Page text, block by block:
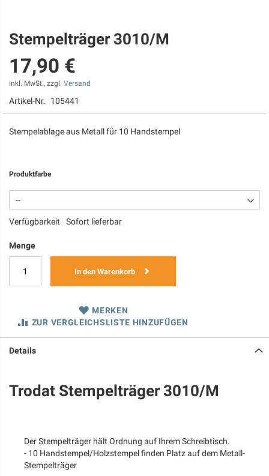
Zum
Anfang
der
Bildgalerie
springen
Stempelträger 3010/M
17,90 €
inkl. MwSt., zzgl. Versand
Artikel-Nr. 105441
Stempelablage aus Metall für 10 Handstempel
Produktfarbe
Verfügbarkeit Sofort lieferbar
Menge
In den Warenkorb
MERKEN
ZUR VERGLEICHSLISTE HINZUFÜGEN
Details
Trodat Stempelträger 3010/M
Der Stempelträger hält Ordnung auf Ihrem Schreibtisch.
- 10 Handstempel/Holzstempel finden Platz auf dem Metall-
Stempelträger